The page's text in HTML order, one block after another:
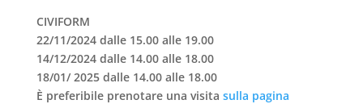
CIVIFORM
22/11/2024 dalle 15.00 alle 19.00
14/12/2024 dalle 14.00 alle 18.00
18/01/ 2025 dalle 14.00 alle 18.00
È preferibile prenotare una visita sulla pagina